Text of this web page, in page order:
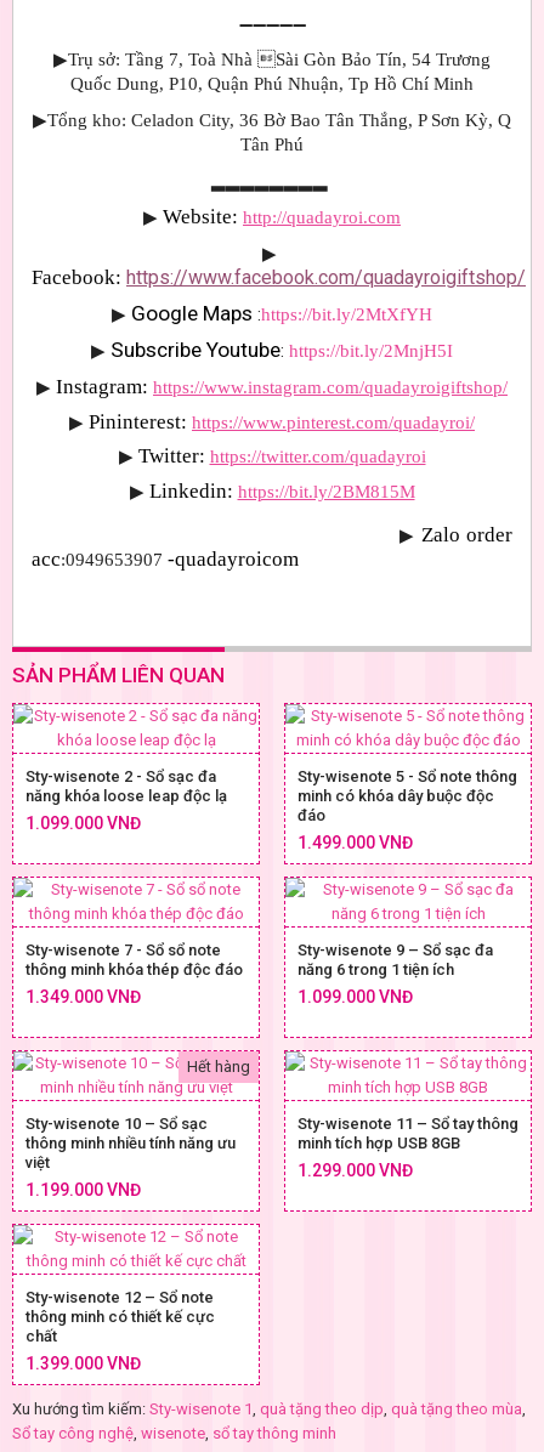
➖➖➖➖➖
▶Trụ sở: Tầng 7, Toà Nhà Sài Gòn Bảo Tín, 54 Trương
Quốc Dung, P10, Quận Phú Nhuận, Tp Hồ Chí Minh
▶Tổng kho: Celadon City, 36 Bờ Bao Tân Thắng, P Sơn Kỳ, Q
Tân Phú
▂▂▂▂▂▂▂▂
▶ Website: http://quadayroi.com
▶
Facebook: https://www.facebook.com/quadayroigiftshop/
▶ Google Maps :https://bit.ly/2MtXfYH
▶ Subscribe Youtube: https://bit.ly/2MnjH5I
▶ Instagram: https://www.instagram.com/quadayroigiftshop/
▶ Pininterest: https://www.pinterest.com/quadayroi/
▶ Twitter: https://twitter.com/quadayroi
▶ Linkedin: https://bit.ly/2BM815M
▶ Zalo order
acc:0949653907 -quadayroicom
SẢN PHẨM LIÊN QUAN
Sty-wisenote 2 - Sổ sạc đa
năng khóa loose leap độc lạ
1.099.000 VNĐ
Sty-wisenote 5 - Sổ note thông
minh có khóa dây buộc độc
đáo
1.499.000 VNĐ
Sty-wisenote 7 - Sổ sổ note
thông minh khóa thép độc đáo
1.349.000 VNĐ
Sty-wisenote 9 – Sổ sạc đa
năng 6 trong 1 tiện ích
1.099.000 VNĐ
Hết hàng
Sty-wisenote 10 – Sổ sạc
thông minh nhiều tính năng ưu
việt
1.199.000 VNĐ
Sty-wisenote 11 – Sổ tay thông
minh tích hợp USB 8GB
1.299.000 VNĐ
Sty-wisenote 12 – Sổ note
thông minh có thiết kế cực
chất
1.399.000 VNĐ
Xu hướng tìm kiếm: Sty-wisenote 1 quà tặng theo dịp quà tặng theo mùa
Sổ tay công nghệ wisenote sổ tay thông minh